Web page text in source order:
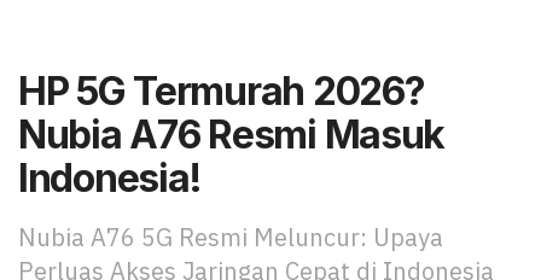
HP 5G Termurah 2026?
Nubia A76 Resmi Masuk
Indonesia!
Nubia A76 5G Resmi Meluncur: Upaya
Perluas Akses Jaringan Cepat di Indonesia